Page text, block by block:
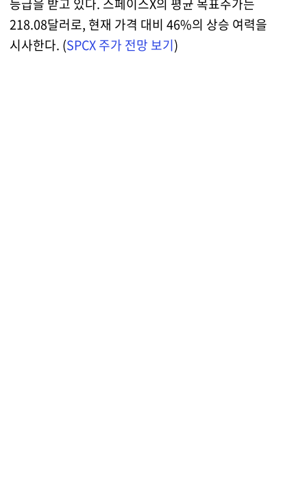
218.08달러로, 현재 가격 대비 46%의 상승 여력을
시사한다. (SPCX 주가 전망 보기)